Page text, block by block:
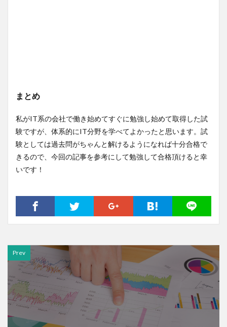
まとめ
私がIT系の会社で働き始めてすぐに勉強し始めて取得した試
験ですが、体系的にIT分野を学べてよかったと思います。試
験としては過去問がちゃんと解けるようになれば十分合格で
きるので、今回の記事を参考にして勉強して合格頂けると幸
いです！
Prev